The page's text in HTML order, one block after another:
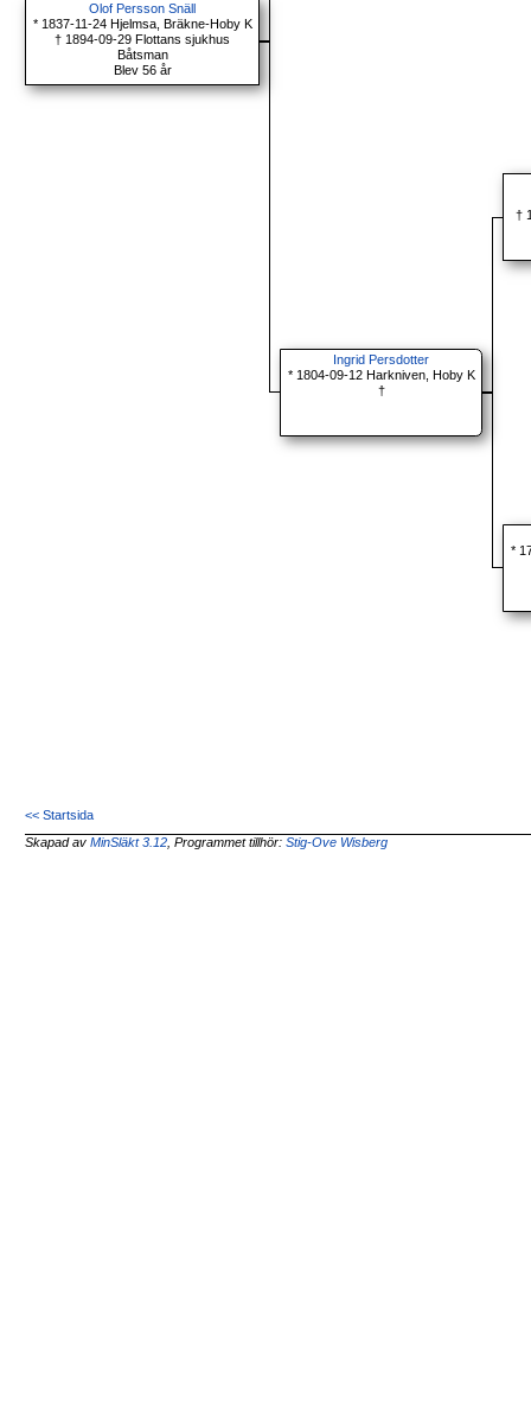
Olof Persson Snäll
* 1837-11-24 Hjelmsa, Bräkne-Hoby K
† 1894-09-29 Flottans sjukhus
Båtsman
Blev 56 år
Ingrid Persdotter
* 1804-09-12 Harkniven, Hoby K
†
†
*
<< Startsida
Skapad avMinSläkt 3.12 , Programmet tillhör:Stig-Ove Wisberg